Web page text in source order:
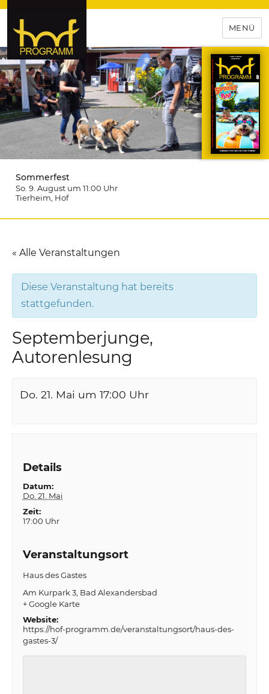
hof-programm – das
Veranstaltungsportal für
Hochfranken
MENÜ
Sommerfest
So. 9. August um 11:00 Uhr
Tierheim , Hof
« Alle Veranstaltungen
Diese Veranstaltung hat bereits
stattgefunden.
Septemberjunge,
Autorenlesung
Do. 21. Mai um 17:00 Uhr
Details
Datum:
Do. 21. Mai
Zeit:
17:00 Uhr
Veranstaltungsort
Haus des Gastes
Am Kurpark 3 Bad Alexandersbad
+ Google Karte
Website:
https://hof-programm.de/veranstaltungsort/haus-des-
gastes-3/